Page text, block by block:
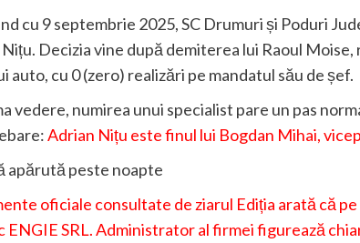
cu 9 septembrie 2025, SC Drumuri și Poduri
Decizia vine după demiterea lui Raoul
auto, cu 0 (zero) realizări pe mandatul său de șef.
vedere, numirea unui specialist pare un pas
Adrian Nițu este finul lui Bogdan Mihai,
apărută peste noapte
oficiale consultate de ziarul Ediția arată că
ENGIE SRL. Administrator al firmei figurează